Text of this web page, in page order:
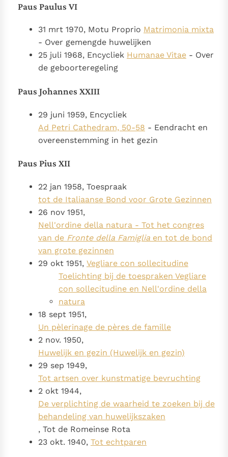
Paus Paulus VI
31 mrt 1970, Motu Proprio Matrimonia mixta
- Over gemengde huwelijken
25 juli 1968, Encycliek Humanae Vitae - Over
de geboorteregeling
Paus Johannes XXIII
29 juni 1959, Encycliek
Ad Petri Cathedram, 50-58 - Eendracht en
overeenstemming in het gezin
Paus Pius XII
22 jan 1958, Toespraak
tot de Italiaanse Bond voor Grote Gezinnen
26 nov 1951,
Nell'ordine della natura - Tot het congres
van de Fronte della Famiglia en tot de bond
van grote gezinnen
29 okt 1951, Vegliare con sollecitudine
Toelichting bij de toespraken Vegliare
con sollecitudine en Nell'ordine della
natura
18 sept 1951,
Un pèlerinage de pères de famille
2 nov. 1950,
Huwelijk en gezin (Huwelijk en gezin)
29 sep 1949,
Tot artsen over kunstmatige bevruchting
2 okt 1944,
De verplichting de waarheid te zoeken bij de
behandeling van huwelijkszaken
, Tot de Romeinse Rota
23 okt. 1940, Tot echtparen